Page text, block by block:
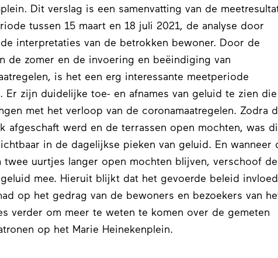
Dit verslag is een samenvatting van de
tussen 15 maart en 18 juli 2021, de analyse door
de interpretaties van de betrokken bewoner. Door de
de zomer en de invoering en beëindiging van
is het een erg interessante meetperiode
Er zijn duidelijke toe- en afnames van geluid te zien die
met het verloop van de coronamaatregelen. Zodra
afgeschaft werd en de terrassen open mochten, was
in de dagelijkse pieken van geluid. En wanneer
twee uurtjes langer open mochten blijven, verschoof de
mee. Hieruit blijkt dat het gevoerde beleid invloed
op het gedrag van de bewoners en bezoekers van
verder om meer te weten te komen over de gemeten
op het Marie Heinekenplein.